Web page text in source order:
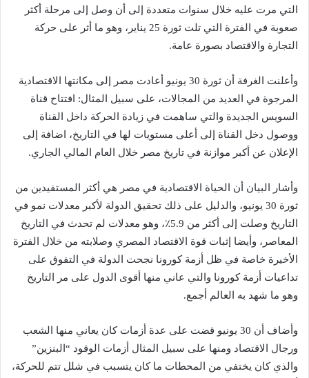
التي مرت عليه خلال سنوات متعددة إلى أن وصل إلى مرحلة أكثر
صعوبة في الفترة التي تلت ثورة 25 يناير، وهو ما أثر على حركة
التجارة والاقتصاد بصورة عامة.
وأعلنت الغرفة أن ثورة 30 يونيو أعادت مصر إلى مكانتها الاقتصادية
المرجوة في العديد من المجالات، على سبيل المثال: افتتاح قناة
السويس الجديدة والتي ساهمت في زيادة الحركة داخل القناة
ووصول دخل القناة إلى أعلى مستويات لها في التاريخ، اضافة إلى
الإعلان عن أكبر موازنة في تاريخ مصر خلال العام المالي الجاري.
وأشار البيان أن الحياة الاقتصادية في مصر هي أكثر المستفيدين من
ثورة 30 يونيو، والدليل على ذلك تحقيق الدولة لأكبر معدلات نمو في
التاريخ وصلت إلى أكثر من 5.9٪، وهو معدلات لم تحدث في التاريخ
المعاصر، وأيضا إثبات قوة الاقتصاد المصري وصلابته من خلال الفترة
الأخيرة خاصة في ظل أزمة كورونا نجحت الدولة في التفوق على
تداعيات أزمة كورونا والتي عاني منها أقوى الدول على مر التاريخ
وهو ما شهد به العالم أجمع.
وأضاف أن 30 يونيو قضت على عدة أزمات كان يعاني منها الشعب
ورجال الاقتصاد ومنها على سبيل المثال أزمات الوقود “البنزين”
والذي كان يختفي من المحطات ما كان يتسبب في شلل تتم للحركة،